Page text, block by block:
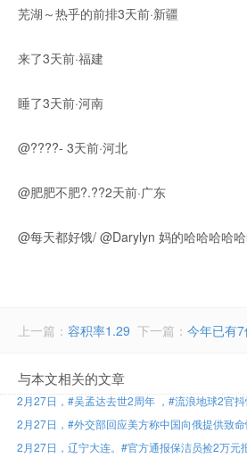
芜湖～热乎的前排3天前·新疆
来了3天前·福建
睡了3天前·河南
@????- 3天前·河北
@肥肥不肥?.??2天前·广东
@每天都好饿/ @Darylyn 妈的哈哈哈哈
上一篇： 容积率1.29 下一篇： 今年已有
与本文相关的文章
2月27日，#吴孟达去世2周年 ，#流浪地球2官
2月27日，#外交部回应美方称中国向俄提供致
2月27日，辽宁大连。#官方通报保洁员捡2万元